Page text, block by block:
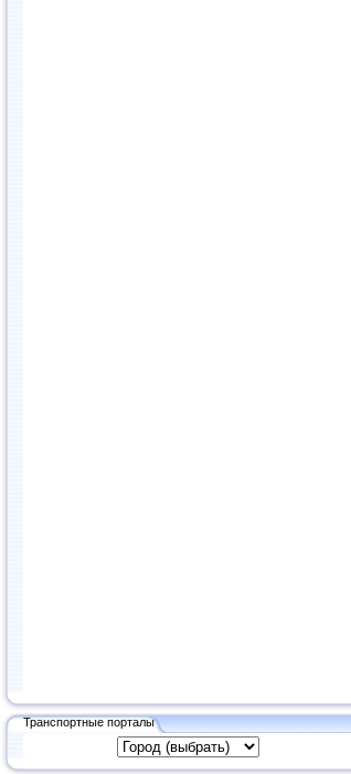
Транспортные порталы